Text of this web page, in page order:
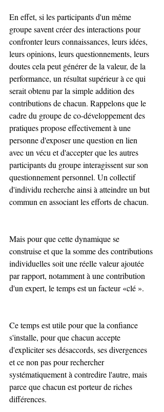
En effet, si les participants d'un même
groupe savent créer des interactions pour
confronter leurs connaissances, leurs idées,
leurs opinions, leurs questionnements, leurs
doutes cela peut générer de la valeur, de la
performance, un résultat supérieur à ce qui
serait obtenu par la simple addition des
contributions de chacun. Rappelons que le
cadre du groupe de co-développement des
pratiques propose effectivement à une
personne d'exposer une question en lien
avec un vécu et d'accepter que les autres
participants du groupe interagissent sur son
questionnement personnel. Un collectif
d'individu recherche ainsi à atteindre un but
commun en associant les efforts de chacun.
Mais pour que cette dynamique se
construise et que la somme des contributions
individuelles soit une réelle valeur ajoutée
par rapport, notamment à une contribution
d'un expert, le temps est un facteur «clé ».
Ce temps est utile pour que la confiance
s'installe, pour que chacun accepte
d'expliciter ses désaccords, ses divergences
et ce non pas pour rechercher
systématiquement à contredire l'autre, mais
parce que chacun est porteur de riches
différences.